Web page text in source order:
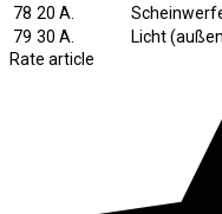
78 20 A.
79 30 A.
Licht
Rate article